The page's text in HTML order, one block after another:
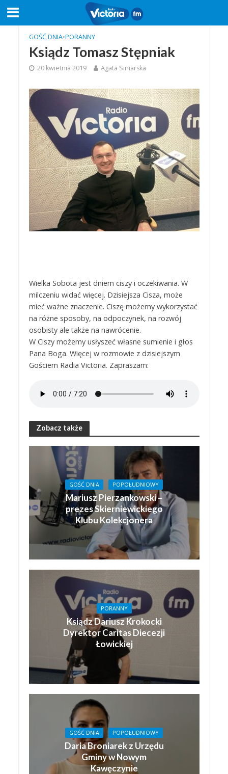
GOŚĆ DNIA•PORANNY
Ksiądz Tomasz Stępniak
20 kwietnia 2019 Agata Siniarska
Wielka Sobota jest dniem ciszy i oczekiwania. W
milczeniu widać więcej. Dzisiejsza Cisza, może
mieć ważne znaczenie. Ciszę możemy wykorzystać
na różne sposoby, na odpoczynek, na rozwój
osobisty ale także na nawrócenie.
W Ciszy możemy usłyszeć własne sumienie i głos
Pana Boga. Więcej w rozmowie z dzisiejszym
Gościem Radia Victoria. Zapraszam:
Zobacz także
GOŚĆ DNIA POPOŁUDNIOWY
Mariusz Pierzankowski –
prezes Skierniewickiego
Klubu Kolekcjonera
PORANNY
Ksiądz Dariusz Krokocki
Dyrektor Caritas Diecezji
Łowickiej
GOŚĆ DNIA POPOŁUDNIOWY
Daria Broniarek z Urzędu
Gminy w Nowym
Kawęczynie